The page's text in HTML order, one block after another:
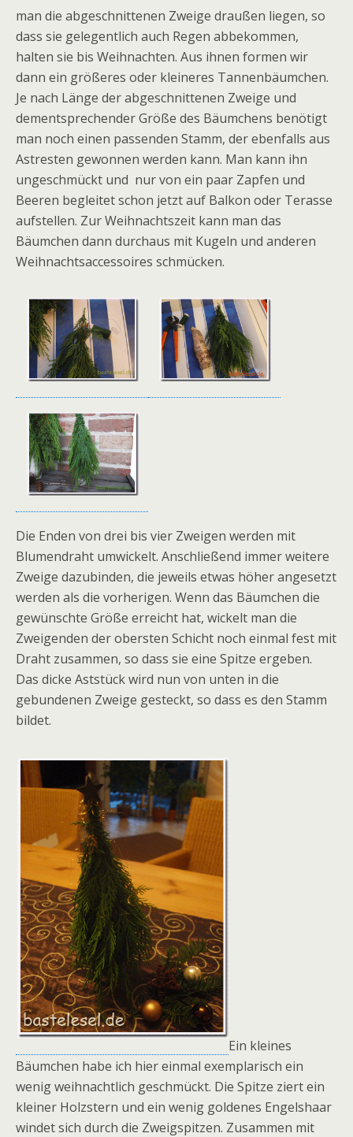
man die abgeschnittenen Zweige draußen liegen, so
dass sie gelegentlich auch Regen abbekommen,
halten sie bis Weihnachten. Aus ihnen formen wir
dann ein größeres oder kleineres Tannenbäumchen.
Je nach Länge der abgeschnittenen Zweige und
dementsprechender Größe des Bäumchens benötigt
man noch einen passenden Stamm, der ebenfalls aus
Astresten gewonnen werden kann. Man kann ihn
ungeschmückt und nur von ein paar Zapfen und
Beeren begleitet schon jetzt auf Balkon oder Terasse
aufstellen. Zur Weihnachtszeit kann man das
Bäumchen dann durchaus mit Kugeln und anderen
Weihnachtsaccessoires schmücken.
Die Enden von drei bis vier Zweigen werden mit
Blumendraht umwickelt. Anschließend immer weitere
Zweige dazubinden, die jeweils etwas höher angesetzt
werden als die vorherigen. Wenn das Bäumchen die
gewünschte Größe erreicht hat, wickelt man die
Zweigenden der obersten Schicht noch einmal fest mit
Draht zusammen, so dass sie eine Spitze ergeben.
Das dicke Aststück wird nun von unten in die
gebundenen Zweige gesteckt, so dass es den Stamm
bildet.
Ein kleines
Bäumchen habe ich hier einmal exemplarisch ein
wenig weihnachtlich geschmückt. Die Spitze ziert ein
kleiner Holzstern und ein wenig goldenes Engelshaar
windet sich durch die Zweigspitzen. Zusammen mit